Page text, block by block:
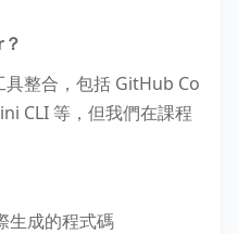
整合，包括 GitHub Co
CLI 等，但我們在課程
生成的程式碼